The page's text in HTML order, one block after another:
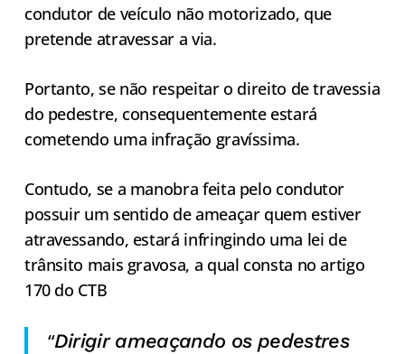
condutor de veículo não motorizado, que
pretende atravessar a via.
Portanto, se não respeitar o direito de travessia
do pedestre, consequentemente estará
cometendo uma infração gravíssima.
Contudo, se a manobra feita pelo condutor
possuir um sentido de ameaçar quem estiver
atravessando, estará infringindo uma lei de
trânsito mais gravosa, a qual consta no artigo
170 do CTB
“Dirigir ameaçando os pedestres